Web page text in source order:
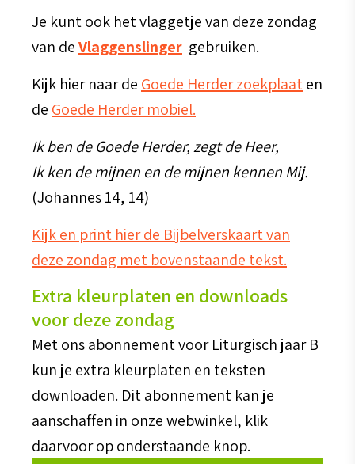
Je kunt ook het vlaggetje van deze zondag
van deVlaggenslinger gebruiken.
Kijk hier naar de Goede Herder zoekplaaten
de Goede Herder mobiel.
Ik ben de Goede Herder, zegt de Heer,
Ik ken de mijnen en de mijnen kennen Mij.
(Johannes 14, 14)
Kijk en print hier de Bijbelverskaart van
deze zondag met bovenstaande tekst.
Extra kleurplaten en downloads
voor deze zondag
Met ons abonnement voor Liturgisch jaar B
kun je extra kleurplaten en teksten
downloaden. Dit abonnement kan je
aanschaffen in onze webwinkel, klik
daarvoor op onderstaande knop.